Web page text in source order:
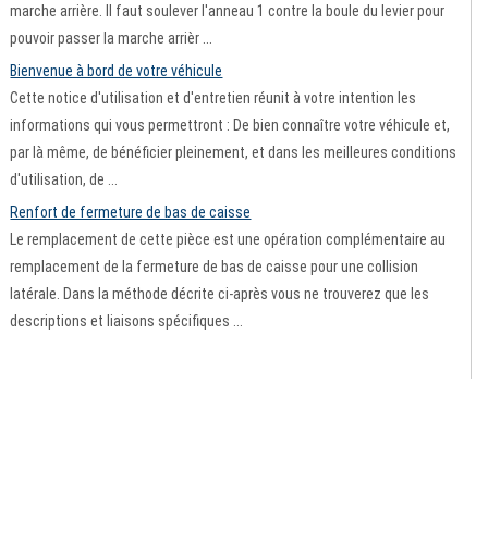
marche arrière. Il faut soulever l'anneau 1 contre la boule du levier pour
pouvoir passer la marche arrièr ...
Bienvenue à bord de votre véhicule
Cette notice d'utilisation et d'entretien réunit à votre intention les
informations qui vous permettront : De bien connaître votre véhicule et,
par là même, de bénéficier pleinement, et dans les meilleures conditions
d'utilisation, de ...
Renfort de fermeture de bas de caisse
Le remplacement de cette pièce est une opération complémentaire au
remplacement de la fermeture de bas de caisse pour une collision
latérale. Dans la méthode décrite ci-après vous ne trouverez que les
descriptions et liaisons spécifiques ...